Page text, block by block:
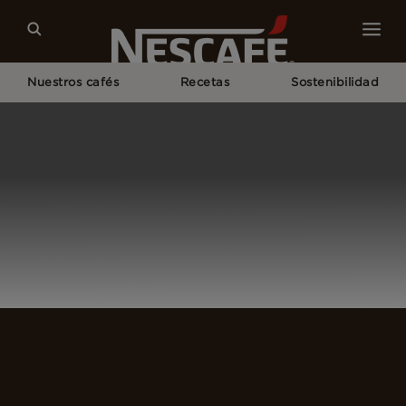
Nuestros cafés Recetas Sostenibilidad